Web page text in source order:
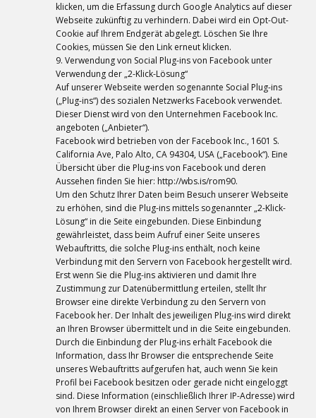
klicken, um die Erfassung durch Google Analytics auf dieser
Webseite zukünftig zu verhindern. Dabei wird ein Opt-Out-
Cookie auf Ihrem Endgerät abgelegt. Löschen Sie Ihre
Cookies, müssen Sie den Link erneut klicken.
9. Verwendung von Social Plug-ins von Facebook unter
Verwendung der „2-Klick-Lösung“
Auf unserer Webseite werden sogenannte Social Plug-ins
(„Plug-ins“) des sozialen Netzwerks Facebook verwendet.
Dieser Dienst wird von den Unternehmen Facebook Inc.
angeboten („Anbieter“).
Facebook wird betrieben von der Facebook Inc., 1601 S.
California Ave, Palo Alto, CA 94304, USA („Facebook“). Eine
Übersicht über die Plug-ins von Facebook und deren
Aussehen finden Sie hier: http://wbs.is/rom90.
Um den Schutz Ihrer Daten beim Besuch unserer Webseite
zu erhöhen, sind die Plug-ins mittels sogenannter „2-Klick-
Lösung“ in die Seite eingebunden. Diese Einbindung
gewährleistet, dass beim Aufruf einer Seite unseres
Webauftritts, die solche Plug-ins enthält, noch keine
Verbindung mit den Servern von Facebook hergestellt wird.
Erst wenn Sie die Plug-ins aktivieren und damit Ihre
Zustimmung zur Datenübermittlung erteilen, stellt Ihr
Browser eine direkte Verbindung zu den Servern von
Facebook her. Der Inhalt des jeweiligen Plug-ins wird direkt
an Ihren Browser übermittelt und in die Seite eingebunden.
Durch die Einbindung der Plug-ins erhält Facebook die
Information, dass Ihr Browser die entsprechende Seite
unseres Webauftritts aufgerufen hat, auch wenn Sie kein
Profil bei Facebook besitzen oder gerade nicht eingeloggt
sind. Diese Information (einschließlich Ihrer IP-Adresse) wird
von Ihrem Browser direkt an einen Server von Facebook in